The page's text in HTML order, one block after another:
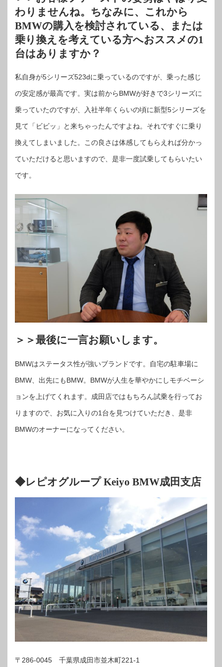
わりませんね。ちなみに、これから
BMWの購入を検討されている、または
乗り換えを考えている方へおススメの1
台はありますか？
私自身が5シリーズ523dに乗っているのですが、乗った感じ
の安定感が最高です。実は前からBMWが好きで3シリーズに
乗っていたのですが、入社半年くらいの頃に新型5シリーズを
見て「ビビッ」と来ちゃったんですよね。それですぐに乗り
換えてしまいました。この良さは体感してもらえれば分かっ
ていただけると思いますので、是非一度試乗してもらいたい
です。
＞＞最後に一言お願いします。
BMWはステータス性が強いブランドです。自宅の駐車場に
BMW、出先にもBMW。BMWが人生を華やかにしモチベーシ
ョンを上げてくれます。成田店ではもちろん試乗を行ってお
りますので、お気に入りの1台を見つけていただき、是非
BMWのオーナーになってください。
◆レピオグループ Keiyo BMW成田支店
〒286-0045 千葉県成田市並木町221-1